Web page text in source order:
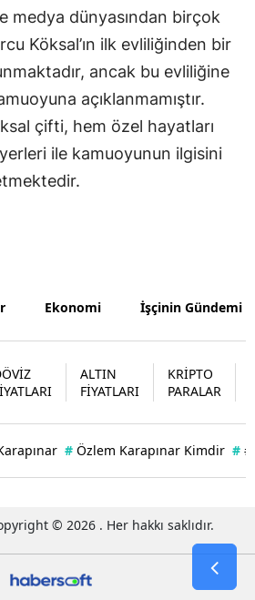
Batman
Şırnak
Bartın
Ardahan
Kilis
Osmaniye
Düzce
medya dünyasından birçok
Köksal’ın ilk evliliğinden bir
ancak bu evliliğine
açıklanmamıştır.
çifti, hem özel hayatları
ile kamuoyunun ilgisini
Ekonomi İşçinin Gündemi
ALTIN
FİYATLARI
KRİPTO
PARALAR
# Özlem Karapınar Kimdir #
© 2026 . Her hakkı saklıdır.